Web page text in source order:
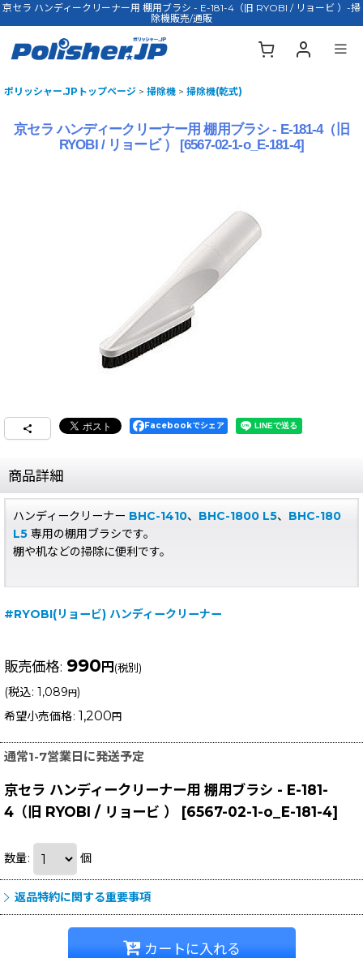
京セラ ハンディークリーナー用 棚用ブラシ - E-181-4（旧 RYOBI / リョービ ）-掃
除機販売/通販
ポリッシャー.JPトップページ > 掃除機 > 掃除機(乾式)
京セラ ハンディークリーナー用 棚用ブラシ - E-181-4（旧
RYOBI / リョービ ）
[6567-02-1-o_E-181-4]
Facebookでシェア
商品詳細
ハンディークリーナー BHC-1410、 BHC-1800 L5、 BHC-180
L5 専用の棚用ブラシです。
棚や机などの掃除に便利です。
#RYOBI(リョービ) ハンディークリーナー
販売価格: 990 円 (税別)
(税込: 1,089円)
希望小売価格: 1,200 円
通常1-7営業日に発送予定
京セラ ハンディークリーナー用 棚用ブラシ - E-181-
4（旧 RYOBI / リョービ ）
[6567-02-1-o_E-181-4]
数量: 個
返品特約に関する重要事項
カートに入れる